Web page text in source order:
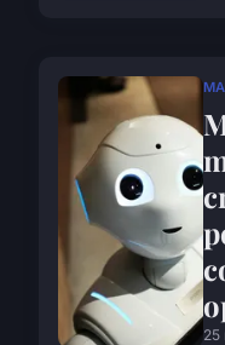
25